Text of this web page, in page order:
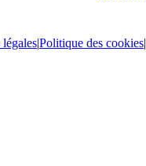
|Politique des cookies|